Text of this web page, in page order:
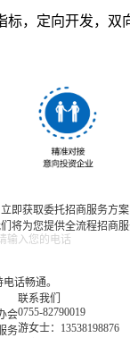
标，定向开发，双
立即获取委托招商服务方案
将为您提供全流程招商
话畅通。
会
务
联系我们
0755-82790019
游女士：13538198876